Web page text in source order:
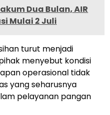
Dua Bulan, AIR
Mulai 2 Juli
turut menjadi
menyebut kondisi
operasional tidak
yang seharusnya
pelayanan pangan